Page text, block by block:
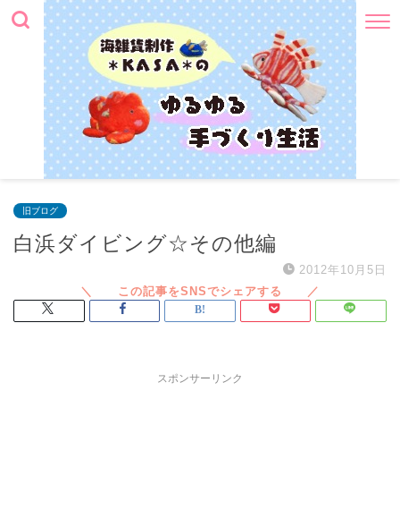
旧ブログ
白浜ダイビング☆その他編
2012年10月5日
スポンサーリンク